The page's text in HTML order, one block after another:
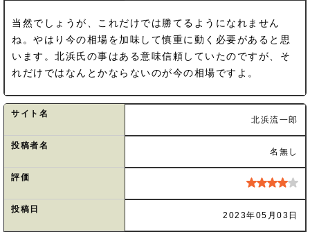
当然でしょうが、これだけでは勝てるようになれません
ね。やはり今の相場を加味して慎重に動く必要があると思
います。北浜氏の事はある意味信頼していたのですが、そ
れだけではなんとかならないのが今の相場ですよ。
サイト名
北浜流一郎
投稿者名
名無し
評価
投稿日
2023年05月03日